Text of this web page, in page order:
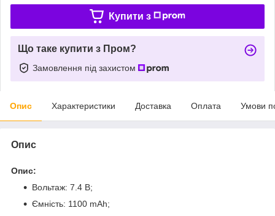
Купити з
Що таке купити з Пром?
Замовлення під захистом
Опис Характеристики Доставка Оплата Умови
Опис
Опис:
Вольтаж: 7.4 В;
Ємність: 1100 mAh;